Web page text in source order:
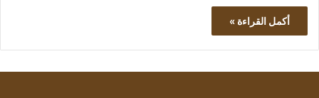
أكمل القراءة »